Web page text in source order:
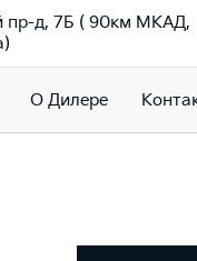
пр-д, 7Б ( 90км МКАД,
О Дилере